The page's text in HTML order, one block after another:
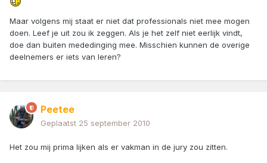
Maar volgens mij staat er niet dat professionals niet mee mogen
doen. Leef je uit zou ik zeggen. Als je het zelf niet eerlijk vindt,
doe dan buiten mededinging mee. Misschien kunnen de overige
deelnemers er iets van leren?
Peetee
Geplaatst 25 september 2010
Het zou mij prima lijken als er vakman in de jury zou zitten.